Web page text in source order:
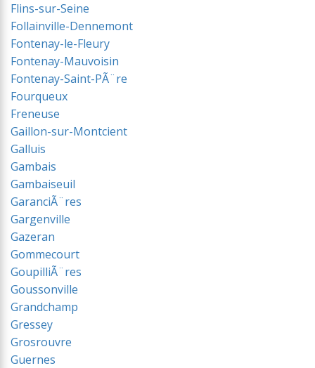
Flins-sur-Seine
Follainville-Dennemont
Fontenay-le-Fleury
Fontenay-Mauvoisin
Fontenay-Saint-PÃ¨re
Fourqueux
Freneuse
Gaillon-sur-Montcient
Galluis
Gambais
Gambaiseuil
GaranciÃ¨res
Gargenville
Gazeran
Gommecourt
GoupilliÃ¨res
Goussonville
Grandchamp
Gressey
Grosrouvre
Guernes